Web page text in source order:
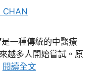
CHAN
一種傳統的中醫療
越多人開始嘗試。原
閱讀全文